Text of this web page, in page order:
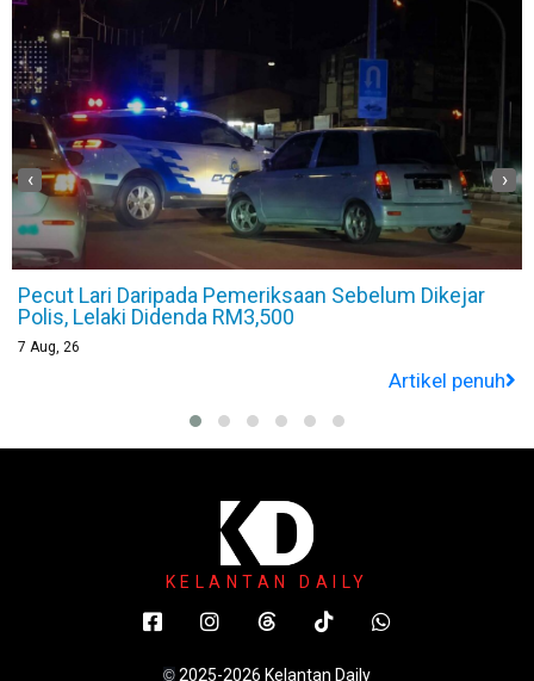
Viral Polis Thailand Berubah Jadi ‘Spiderman’
Bertugas, Ini Sebabnya
7
Artikel
‹ ›
KELANTAN DAILY
© 2025-2026 Kelantan Daily